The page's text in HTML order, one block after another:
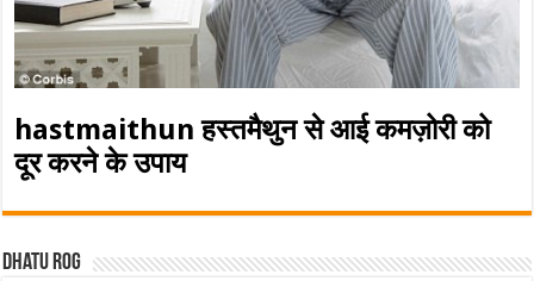
hastmaithun हस्तमैथुन से आई कमज़ोरी को
दूर करने के उपाय
Dhatu rog